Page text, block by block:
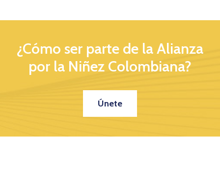
¿Cómo ser parte de la Alianza
por la Niñez Colombiana?
Únete